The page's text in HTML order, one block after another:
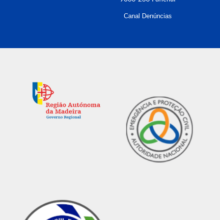
Canal Denúncias